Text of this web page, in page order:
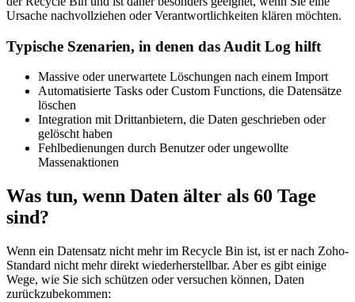
Ursache nachvollziehen oder Verantwortlichkeiten klären möchten.
Typische Szenarien, in denen das Audit Log hilft
Massive oder unerwartete Löschungen nach einem Import
Automatisierte Tasks oder Custom Functions, die Datensätze
löschen
Integration mit Drittanbietern, die Daten geschrieben oder
gelöscht haben
Fehlbedienungen durch Benutzer oder ungewollte
Massenaktionen
Was tun, wenn Daten älter als 60 Tage
sind?
Wenn ein Datensatz nicht mehr im Recycle Bin ist, ist er nach Zoho-
Standard nicht mehr direkt wiederherstellbar. Aber es gibt einige
Wege, wie Sie sich schützen oder versuchen können, Daten
zurückzubekommen: